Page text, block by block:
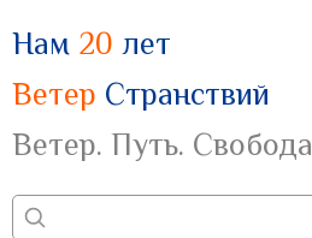
Нам 20 лет
Ветер Странствий
Ветер. Путь. Свобода